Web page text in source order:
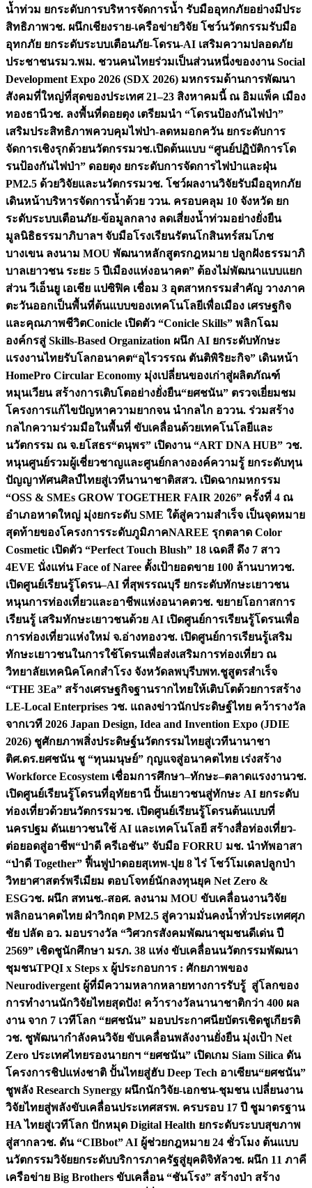
น้ำท่วม ยกระดับการบริหารจัดการน้ำ รับมืออุทกภัยอย่างมีประ
สิทธิภาพวช. ผนึกเชียงราย-เครือข่ายวิจัย โชว์นวัตกรรมรับมือ
อุทกภัย ยกระดับระบบเตือนภัย-โดรน-AI เสริมความปลอดภัย
ประชาชนรมว.พม. ชวนคนไทยร่วมเป็นส่วนหนึ่งของงาน Social
Development Expo 2026 (SDX 2026) มหกรรมด้านการพัฒนา
สังคมที่ใหญ่ที่สุดของประเทศ 21–23 สิงหาคมนี้ ณ อิมแพ็ค เมือง
ทองธานีวช. ลงพื้นที่ดอยตุง เตรียมนำ “โดรนป้องกันไฟป่า”
เสริมประสิทธิภาพควบคุมไฟป่า-ลดหมอกควัน ยกระดับการ
จัดการเชิงรุกด้วยนวัตกรรมวช.เปิดต้นแบบ “ศูนย์ปฏิบัติการโด
รนป้องกันไฟป่า” ดอยตุง ยกระดับการจัดการไฟป่าและฝุ่น
PM2.5 ด้วยวิจัยและนวัตกรรมวช. โชว์ผลงานวิจัยรับมืออุทกภัย
เดินหน้าบริหารจัดการน้ำด้วย ววน. ครอบคลุม 10 จังหวัด ยก
ระดับระบบเตือนภัย-ข้อมูลกลาง ลดเสี่ยงน้ำท่วมอย่างยั่งยืน
มูลนิธิธรรมาภิบาลฯ จับมือโรงเรียนรัตนโกสินทร์สมโภช
บางเขน ลงนาม MOU พัฒนาหลักสูตรกฎหมาย ปลูกฝังธรรมาภิ
บาลเยาวชน ระยะ 5 ปีเมืองแห่งอนาคต” ต้องไม่พัฒนาแบบแยก
ส่วน วีเอ็นยู เอเชีย แปซิฟิค เชื่อม 3 อุตสาหกรรมสำคัญ วางภาค
ตะวันออกเป็นพื้นที่ต้นแบบของเทคโนโลยีเพื่อเมือง เศรษฐกิจ
และคุณภาพชีวิตConicle เปิดตัว “Conicle Skills” พลิกโฉม
องค์กรสู่ Skills-Based Organization ผนึก AI ยกระดับทักษะ
แรงงานไทยรับโลกอนาคต“อุไรวรรณ ตันติพิริยะกิจ” เดินหน้า
HomePro Circular Economy มุ่งเปลี่ยนของเก่าสู่ผลิตภัณฑ์
หมุนเวียน สร้างการเติบโตอย่างยั่งยืน“ยศชนัน” ตรวจเยี่ยมชม
โครงการแก้ไขปัญหาความยากจน นำกลไก อววน. ร่วมสร้าง
กลไกความร่วมมือในพื้นที่ ขับเคลื่อนด้วยเทคโนโลยีและ
นวัตกรรม ณ จ.ยโสธร“ดนุพร” เปิดงาน “ART DNA HUB” วช.
หนุนศูนย์รวมผู้เชี่ยวชาญและศูนย์กลางองค์ความรู้ ยกระดับทุน
ปัญญาทัศนศิลป์ไทยสู่เวทีนานาชาติสสว. เปิดฉากมหกรรม
“OSS & SMEs GROW TOGETHER FAIR 2026” ครั้งที่ 4 ณ
อำเภอหาดใหญ่ มุ่งยกระดับ SME ใต้สู่ความสำเร็จ เป็นจุดหมาย
สุดท้ายของโครงการระดับภูมิภาคNAREE รุกตลาด Color
Cosmetic เปิดตัว “Perfect Touch Blush” 18 เฉดสี ดึง 7 สาว
4EVE นั่งแท่น Face of Naree ตั้งเป้ายอดขาย 100 ล้านบาทวช.
เปิดศูนย์เรียนรู้โดรน–AI ที่สุพรรณบุรี ยกระดับทักษะเยาวชน
หนุนการท่องเที่ยวและอาชีพแห่งอนาคตวช. ขยายโอกาสการ
เรียนรู้ เสริมทักษะเยาวชนด้วย AI เปิดศูนย์การเรียนรู้โดรนเพื่อ
การท่องเที่ยวแห่งใหม่ จ.อ่างทองวช. เปิดศูนย์การเรียนรู้เสริม
ทักษะเยาวชนในการใช้โดรนเพื่อส่งเสริมการท่องเที่ยว ณ
วิทยาลัยเทคนิคโคกสำโรง จังหวัดลพบุรีบพท.ชูสูตรสำเร็จ
“THE 3Ea” สร้างเศรษฐกิจฐานรากไทยให้เติบโตด้วยการสร้าง
LE-Local Enterprises วช. แถลงข่าวนักประดิษฐ์ไทย คว้ารางวัล
จากเวที 2026 Japan Design, Idea and Invention Expo (JDIE
2026) ชูศักยภาพสิ่งประดิษฐ์นวัตกรรมไทยสู่เวทีนานาชา
ติศ.ดร.ยศชนัน ชู “ทุนมนุษย์” กุญแจสู่อนาคตไทย เร่งสร้าง
Workforce Ecosystem เชื่อมการศึกษา–ทักษะ–ตลาดแรงงานวช.
เปิดศูนย์เรียนรู้โดรนที่อุทัยธานี ปั้นเยาวชนสู่ทักษะ AI ยกระดับ
ท่องเที่ยวด้วยนวัตกรรมวช. เปิดศูนย์เรียนรู้โดรนต้นแบบที่
นครปฐม ดันเยาวชนใช้ AI และเทคโนโลยี สร้างสื่อท่องเที่ยว-
ต่อยอดสู่อาชีพ“ป่าดี ครีเอชัน” จับมือ FORRU มช. นำทัพอาสา
“ป่าดี Together” ฟื้นฟูป่าดอยสุเทพ-ปุย 8 ไร่ โชว์โมเดลปลูกป่า
วิทยาศาสตร์พรีเมียม ตอบโจทย์นักลงทุนยุค Net Zero &
ESGวช. ผนึก สทนช.-สอศ. ลงนาม MOU ขับเคลื่อนงานวิจัย
พลิกอนาคตไทย ฝ่าวิกฤต PM2.5 สู่ความมั่นคงน้ำทั่วประเทศศุภ
ชัย ปลัด อว. มอบรางวัล “วิศวกรสังคมพัฒนาชุมชนดีเด่น ปี
2569” เชิดชูนักศึกษา มรภ. 38 แห่ง ขับเคลื่อนนวัตกรรมพัฒนา
ชุมชนTPQI x Steps x ผู้ประกอบการ : ศักยภาพของ
Neurodivergent ผู้ที่มีความหลากหลายทางการรับรู้ สู่โลกของ
การทำงานนักวิจัยไทยสุดปัง! คว้ารางวัลนานาชาติกว่า 400 ผล
งาน จาก 7 เวทีโลก “ยศชนัน” มอบประกาศนียบัตรเชิดชูเกียรติ
วช. ชูพัฒนากำลังคนวิจัย ขับเคลื่อนพลังงานยั่งยืน มุ่งเป้า Net
Zero ประเทศไทยรองนายกฯ “ยศชนัน” เปิดเกม Siam Silica ดัน
โครงการชิปแห่งชาติ ปั้นไทยสู่ฮับ Deep Tech อาเซียน“ยศชนัน”
ชูพลัง Research Synergy ผนึกนักวิจัย-เอกชน-ชุมชน เปลี่ยนงาน
วิจัยไทยสู่พลังขับเคลื่อนประเทศสรพ. ครบรอบ 17 ปี ชูมาตรฐาน
HA ไทยสู่เวทีโลก ปักหมุด Digital Health ยกระดับระบบสุขภาพ
สู่สากลวช. ดัน “CIBbot” AI ผู้ช่วยกฎหมาย 24 ชั่วโมง ต้นแบบ
นวัตกรรมวิจัยยกระดับบริการภาครัฐสู่ยุคดิจิทัลวช. ผนึก 11 ภาคี
เครือข่าย Big Brothers ขับเคลื่อน “ชันโรง” สร้างป่า สร้าง